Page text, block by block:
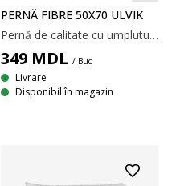
PERNĂ FIBRE 50X70 ULVIK
Pernă de calitate cu umplutură moale și ușoară din fibră goală spiralată de poliester siliconizat, 600 g. Matlasată, cu țesătură din 100% microfibră de poliester. Temperatură spălare: 60°C. 50x70 cm
349 MDL / Buc
Livrare
Disponibil în magazin